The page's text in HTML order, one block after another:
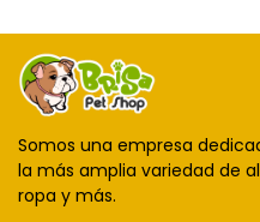
Somos una empresa
la más amplia variedad de
ropa y más.